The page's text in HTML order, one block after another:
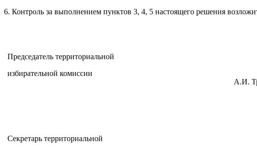
6. Контроль за выполнением пунктов 3, 4, 5 настоящего решения
Председатель территориальной
избирательной комиссии
А.И.
Секретарь территориальной